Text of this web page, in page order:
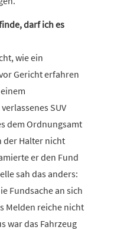
darf ich es
wie ein
Gericht erfahren
SUV
dem Ordnungsamt
der Halter nicht
er den Fund
sah das anders:
Fundsache an sich
Melden reiche nicht
war das Fahrzeug